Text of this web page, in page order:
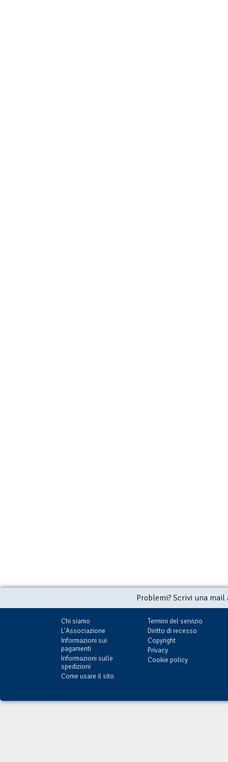
Problemi? Scrivi una
Chi siamo
L'Associazione
Informazioni sui
pagamenti
Informazioni sulle
spedizioni
Come usare il sito
Termini del servizio
Diritto di recesso
Copyright
Privacy
Cookie policy